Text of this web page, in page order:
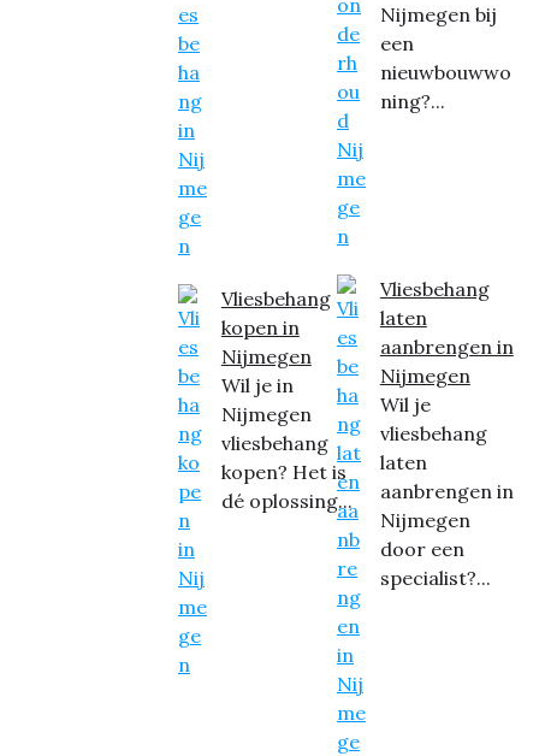
Vliesbehang
kopen in
Nijmegen
Wil je in
Nijmegen
vliesbehang
kopen? Het is
dé oplossing...
Nijmegen bij
een
nieuwbouwwo
ning?...
Vliesbehang
laten
aanbrengen in
Nijmegen
Wil je
vliesbehang
laten
aanbrengen in
Nijmegen
door een
specialist?...